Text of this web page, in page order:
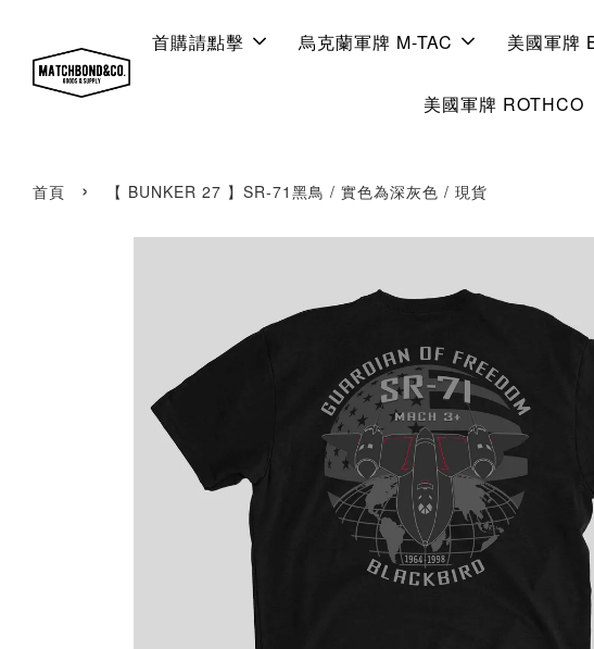
首購請點擊 烏克蘭軍牌 M-TAC 美國軍牌
美國軍牌 ROTHCO
首頁 › 【 BUNKER 27 】SR-71黑鳥 / 實色為深灰色 / 現貨